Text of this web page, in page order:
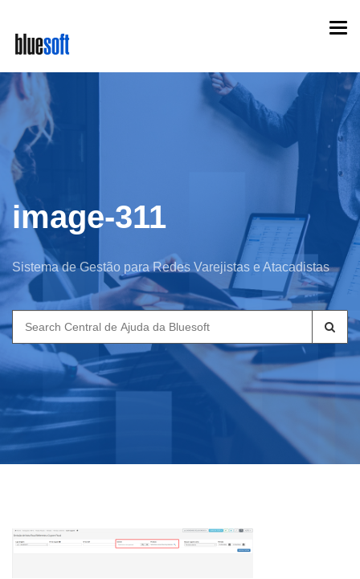
main
content
image-311
Sistema de Gestão para Redes Varejistas e Atacadistas
Search
for: